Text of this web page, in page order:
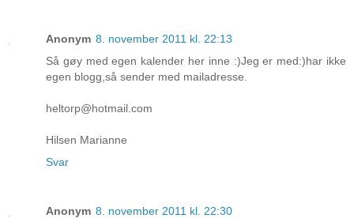
Anonym 8. november 2011 kl. 22:13
Så gøy med egen kalender her inne :)Jeg er med:)har ikke
egen blogg,så sender med mailadresse.
heltorp@hotmail.com
Hilsen Marianne
Svar
Anonym 8. november 2011 kl. 22:30